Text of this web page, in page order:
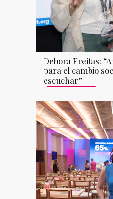
Debora Freitas:
para el cambio
escuchar”